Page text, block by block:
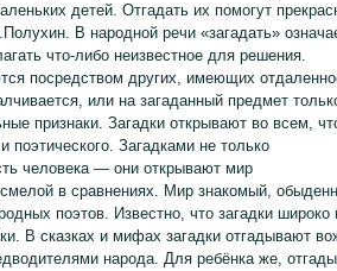
детей. Отгадать их помогут
В народной речи «загадать»
что-либо неизвестное для решения.
посредством других, имеющих
или на загаданный предмет
признаки. Загадки открывают во всем,
поэтического. Загадками не только
человека — они открывают мир
в сравнениях. Мир знакомый,
поэтов. Известно, что загадки
В сказках и мифах загадки отгадывают
народа. Для ребёнка же,